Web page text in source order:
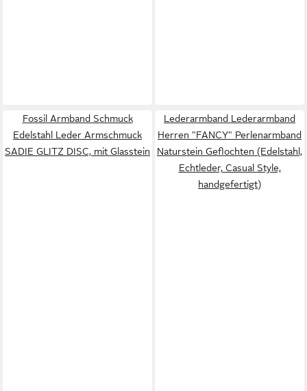
Fossil Armband Schmuck
Edelstahl Leder Armschmuck
SADIE GLITZ DISC, mit Glasstein
Lederarmband Lederarmband
Herren "FANCY" Perlenarmband
Naturstein Geflochten (Edelstahl,
Echtleder, Casual Style,
handgefertigt)